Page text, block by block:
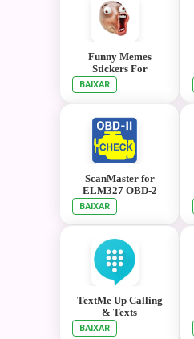
Funny Memes
Stickers For
WhatsApp
BAIXAR
ScanMaster for
ELM327 OBD-2
ScanTool
BAIXAR
TextMe Up Calling
& Texts
BAIXAR